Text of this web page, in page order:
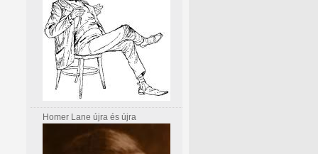
Homer Lane újra és újra